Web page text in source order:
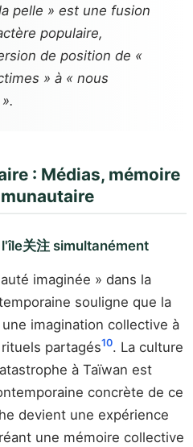
pelle » est une fusion
populaire,
de position de «
» à « nous
: Médias, mémoire
关注 simultanément
imaginée » dans la
souligne que la
imagination collective à
partagés10. La culture
à Taïwan est
concrète de ce
devient une expérience
une mémoire collective